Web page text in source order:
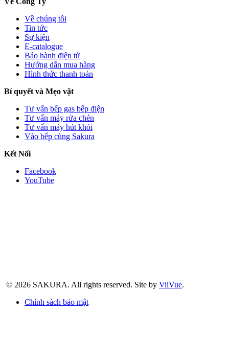
Về chúng tôi
Tin tức
Sự kiện
E-catalogue
Bảo hành điện tử
Hướng dẫn mua hàng
Hình thức thanh toán
Bí quyết và Mẹo vặt
Tư vấn bếp gas bếp điện
Tư vấn máy rửa chén
Tư vấn máy hút khói
Vào bếp cùng Sakura
Kết Nối
Facebook
YouTube
© 2026 SAKURA. All rights reserved. Site by ViiVue.
Chính sách bảo mật